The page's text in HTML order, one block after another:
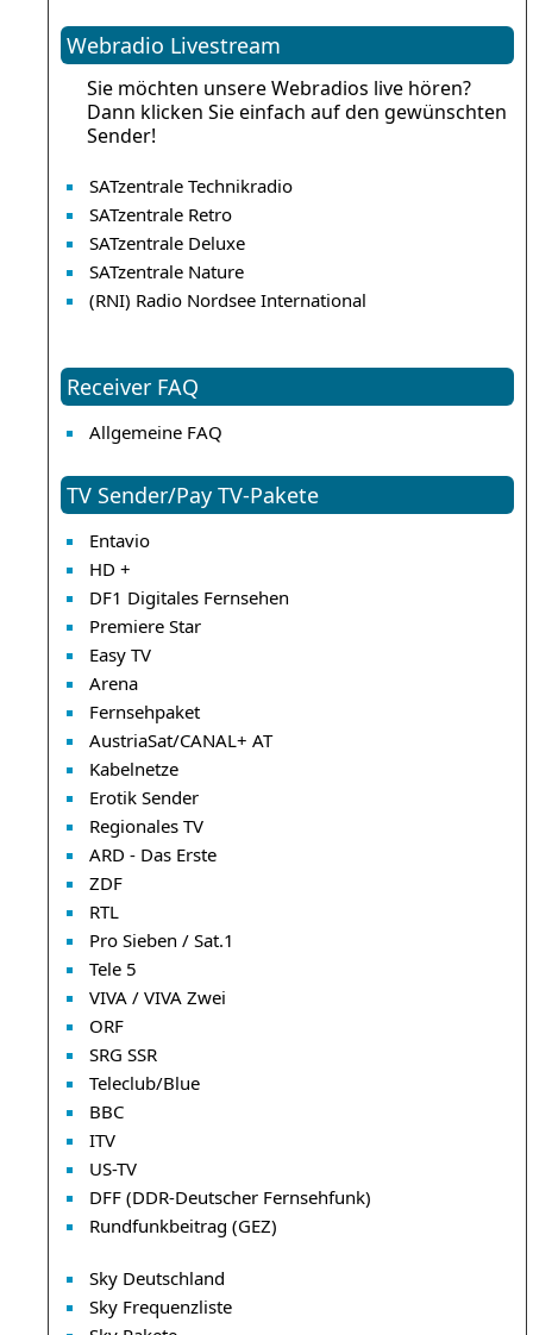
Webradio Livestream
Sie möchten unsere Webradios live hören?
Dann klicken Sie einfach auf den gewünschten
Sender!
SATzentrale Technikradio
SATzentrale Retro
SATzentrale Deluxe
SATzentrale Nature
(RNI) Radio Nordsee International
Receiver FAQ
Allgemeine FAQ
TV Sender/Pay TV-Pakete
Entavio
HD +
DF1 Digitales Fernsehen
Premiere Star
Easy TV
Arena
Fernsehpaket
AustriaSat/CANAL+ AT
Kabelnetze
Erotik Sender
Regionales TV
ARD - Das Erste
ZDF
RTL
Pro Sieben / Sat.1
Tele 5
VIVA / VIVA Zwei
ORF
SRG SSR
Teleclub/Blue
BBC
ITV
US-TV
DFF (DDR-Deutscher Fernsehfunk)
Rundfunkbeitrag (GEZ)
Sky Deutschland
Sky Frequenzliste